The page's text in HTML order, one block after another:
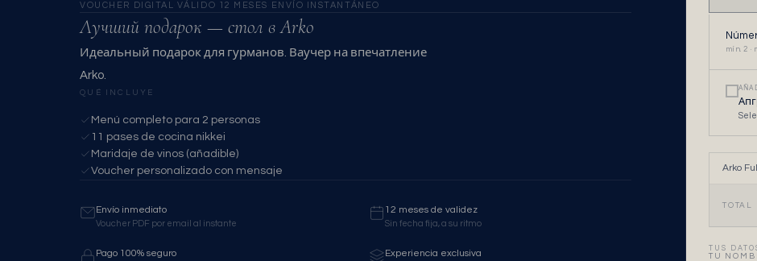
VOUCHER DIGITAL VÁLIDO 12 MESES ENVÍO INSTANTÁNEO
Лучший подарок — стол в Arko
Идеальный подарок для гурманов. Ваучер на впечатление
Arko.
QUÉ INCLUYE
Menú completo para 2 personas
11 pases de cocina nikkei
Maridaje de vinos (añadible)
Voucher personalizado con mensaje
Envío inmediato
Voucher PDF por email al instante
12 meses de validez
Sin fecha fija, a su ritmo
Pago 100% seguro Experiencia exclusiva
mín. 2 ·
Arko
TOTAL
TUS
TU